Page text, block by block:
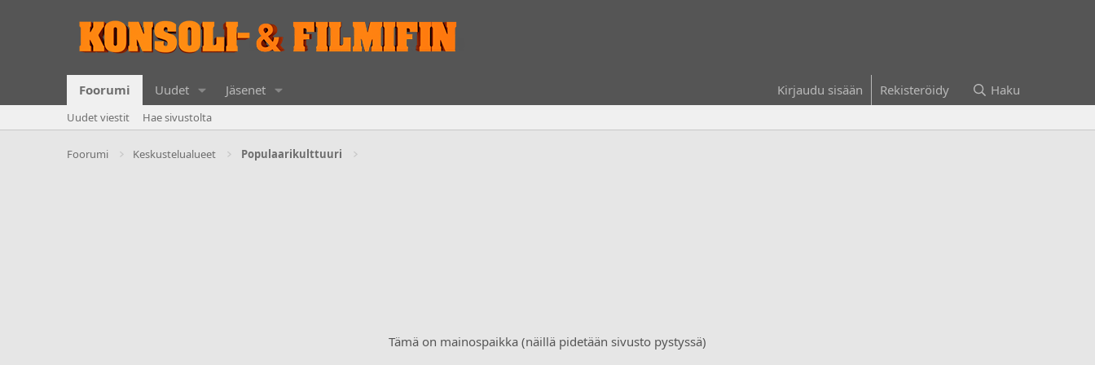
Foorumi Uudet Jäsenet Kirjaudu sisään Rekisteröidy Haku
Uudet viestit Hae sivustolta
Foorumi Keskustelualueet Populaarikulttuuri
Tämä on mainospaikka (näillä pidetään sivusto pystyssä)